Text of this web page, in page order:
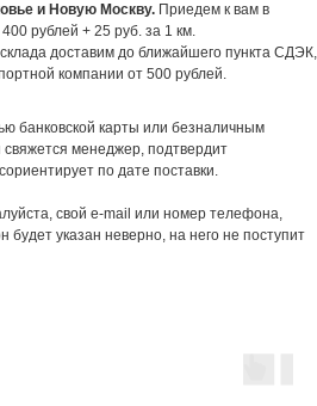
и Новую Москву. Приедем к вам в
рублей + 25 руб. за 1 км.
доставим до ближайшего пункта СДЭК,
компании от 500 рублей.
банковской карты или безналичным
менеджер, подтвердит
по дате поставки.
свой e-mail или номер телефона,
будет указан неверно, на него не поступит